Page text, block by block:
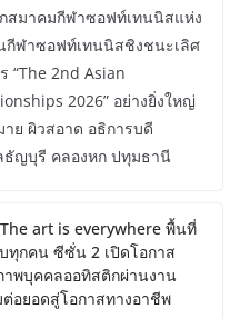
สมาคมกีฬาซอฟท์เทนนิสแห่ง
กีฬาซอฟท์เทนนิสชิงชนะเลิศ
“The 2nd Asian
2026” อย่างยิ่งใหญ่
ย ผิวสอาด อธิการบดี
ธัญบุรี คลองหก ปทุมธานี
art is everywhere พื้นที่
ทุกคน ซีซั่น 2 เปิดโอกาส
พบุคคลออทิสติกผ่านงาน
อยอดสู่โอกาสทางอาชีพ